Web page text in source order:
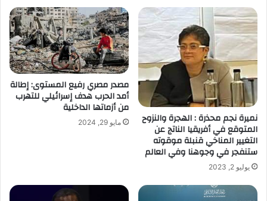
نميرة نجم محذرة : الهجرة والنزوح
المتوقع في أفريقيا الناتج عن
التغيير المناخي قنبلة موقوته
ستنفجر في وجوهنا وفي العالم
يوليو 2, 2023
مصدر مصري رفيع المستوى: إطالة
أمد الحرب هدف إسرائيلي للتهرب
من أزماتها الداخلية
مايو 29, 2024